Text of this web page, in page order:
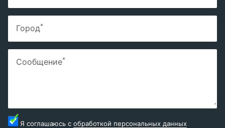
Город*
Сообщение*
Я соглашаюсь с обработкой персональных данных